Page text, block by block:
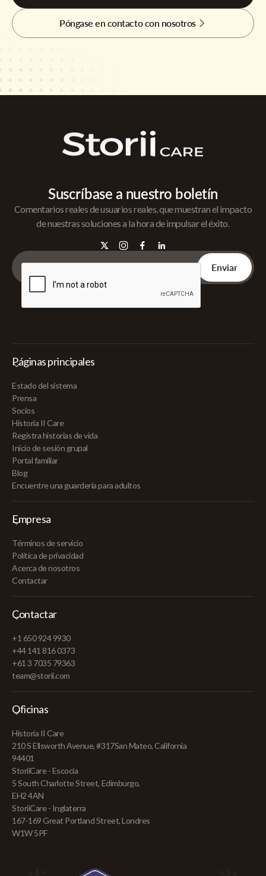
Póngase en contacto con nosotros
Suscríbase a nuestro boletín
Comentarios reales de usuarios reales, que muestran el impacto
de nuestras soluciones a la hora de impulsar el éxito.
Páginas principales
Estado del sistema
Prensa
Socios
Historia II Care
Registra historias de vida
Inicio de sesión grupal
Portal familiar
Blog
Encuentre una guardería para adultos
Empresa
Términos de servicio
Política de privacidad
Acerca de nosotros
Contactar
Contactar
+1 650 924 9930
+44 141 816 0373
+61 3 7035 79363
team@storii.com
Oficinas
Historia II Care
210 S Ellsworth Avenue, #317San Mateo, California
94401
StoriiCare - Escocia
5 South Charlotte Street, Edimburgo,
EH2 4AN
StoriiCare - Inglaterra
167-169 Great Portland Street, Londres
W1W 5PF